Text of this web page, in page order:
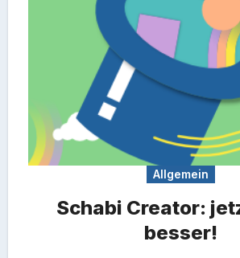
Allgemein
Schabi Creator:
besser!